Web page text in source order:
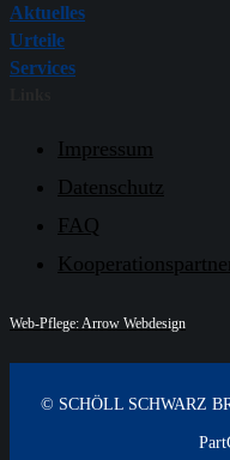
Aktuelles
Urteile
Services
Impressum
Datenschutz
FAQ
Web-Pflege: Arrow Webdesign
© SCHÖLL SCHWARZ